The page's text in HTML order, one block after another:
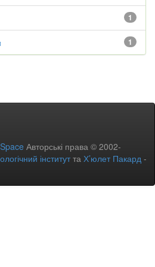
1
1
Авторські права © 2002-
інститутта Х’юлет Пакард -